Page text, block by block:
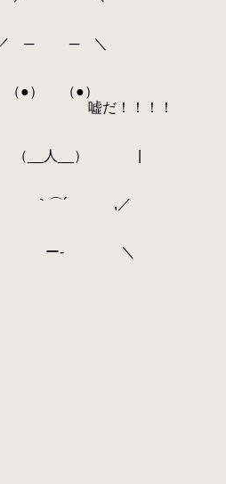
＼
（●）
！！！
__） |
,／
＼